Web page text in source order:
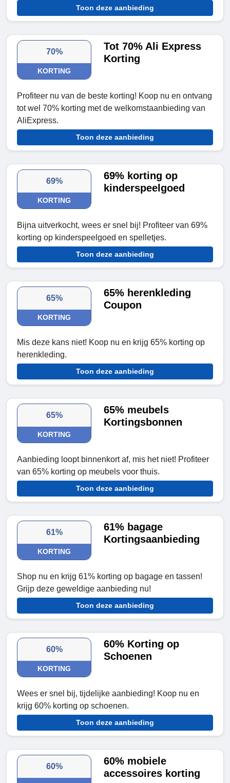
Toon deze aanbieding
70%
KORTING
Tot 70% Ali Express
Korting
Profiteer nu van de beste korting! Koop nu en ontvang
tot wel 70% korting met de welkomstaanbieding van
AliExpress.
Toon deze aanbieding
69%
KORTING
69% korting op
kinderspeelgoed
Bijna uitverkocht, wees er snel bij! Profiteer van 69%
korting op kinderspeelgoed en spelletjes.
Toon deze aanbieding
65%
KORTING
65% herenkleding
Coupon
Mis deze kans niet! Koop nu en krijg 65% korting op
herenkleding.
Toon deze aanbieding
65%
KORTING
65% meubels
Kortingsbonnen
Aanbieding loopt binnenkort af, mis het niet! Profiteer
van 65% korting op meubels voor thuis.
Toon deze aanbieding
61%
KORTING
61% bagage
Kortingsaanbieding
Shop nu en krijg 61% korting op bagage en tassen!
Grijp deze geweldige aanbieding nu!
Toon deze aanbieding
60%
KORTING
60% Korting op
Schoenen
Wees er snel bij, tijdelijke aanbieding! Koop nu en
krijg 60% korting op schoenen.
Toon deze aanbieding
60%
60% mobiele
accessoires korting